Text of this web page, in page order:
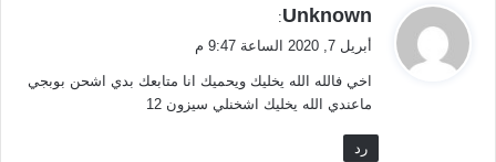
ي
ق
ل
Unknown
:
أبريل 7, 2020 الساعة 9:47 م
اخي فالله الله يخليك ويحميك انا متابعك بدي اشحن بوبجي
ماعندي الله يخليك اشخنلي سيزون 12
رد